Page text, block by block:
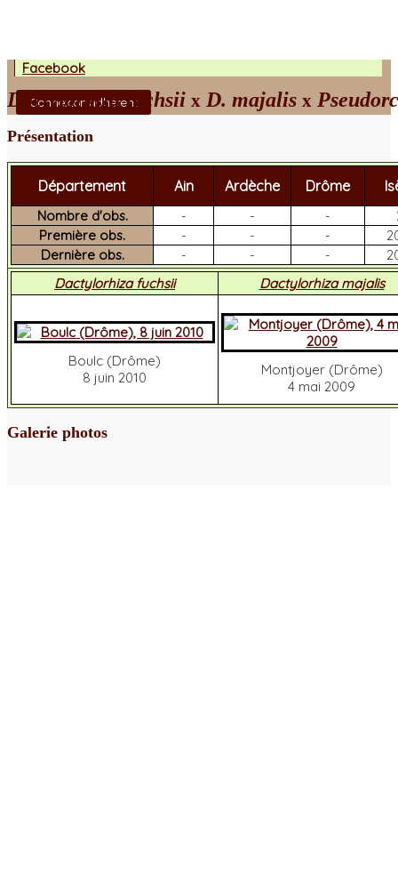
Facebook
Connexion adhérent
Dactylorhiza fuchsii x D. majalis x
Présentation
Département Ain Ardèche Drôme
Nombre d'obs. - - -
Première obs.
- - -
Dernière obs.
- - -
Dactylorhiza fuchsii
Dactylorhiza majalis
Boulc (Drôme)
8 juin 2010
Montjoyer (Drôme)
4 mai 2009
Galerie photos